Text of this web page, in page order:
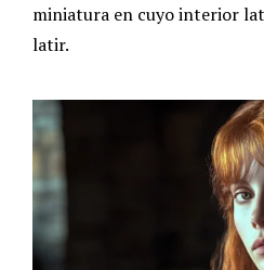
miniatura en cuyo interior
latir.